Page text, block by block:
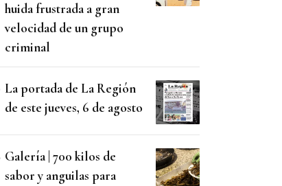
huida frustrada a gran
velocidad de un grupo
criminal
La portada de La Región
de este jueves, 6 de agosto
Galería | 700 kilos de
sabor y anguilas para